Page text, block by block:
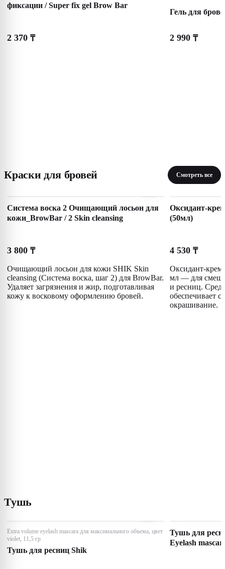
фиксации / Super fix gel Brow Bar
2 370 ₸
Гель для
2 990 ₸
Краски для бровей Смотреть все
Система воска 2 Очищающий лосьон для
кожи_BrowBar / 2 Skin cleansing
3 800 ₸
Очищающий лосьон для кожи SHIK Skin
cleansing (Система воска, шаг 2) для BrowBar.
Удаляет загрязнения и жир, подготавливая
кожу к восковому оформлению бровей.
Оксидант-
(50мл)
4 530 ₸
Оксидант-крем
мл — для
и ресниц.
обеспечивает
окрашивание.
Тушь
Extra volume eyelash mascara для максимального объема, цвет
violet, 11,5 гр
Тушь для ресниц Shik
Тушь для
Eyelash